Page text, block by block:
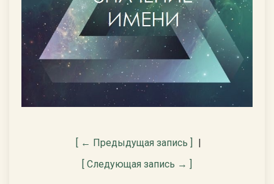
[ ← Предыдущая запись ]
|
[ Следующая запись → ]